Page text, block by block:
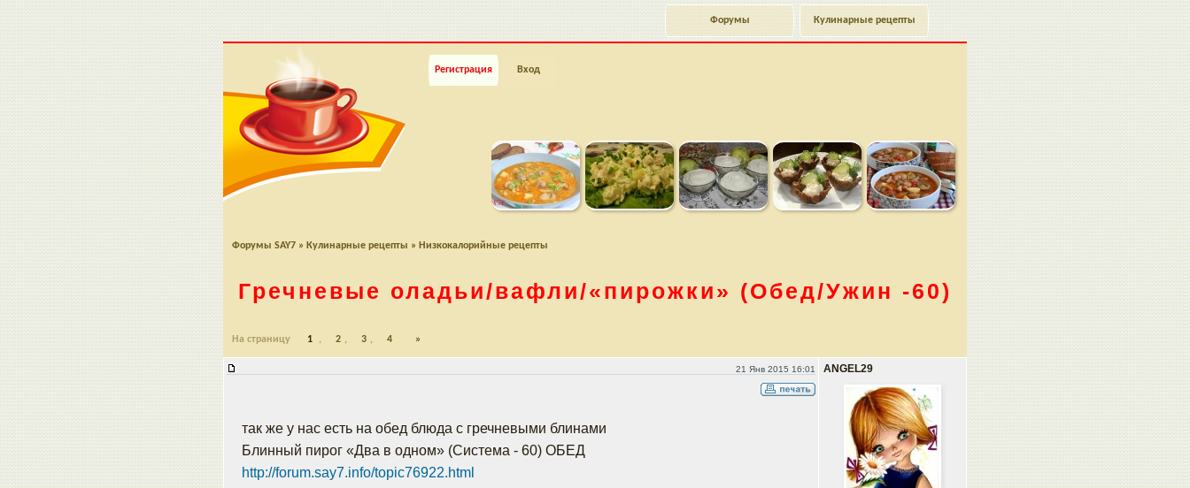
Кулинарные рецепты
Форумы
Регистрация Вход
Форумы SAY7 » Кулинарные рецепты » Низкокалорийные рецепты
Гречневые оладьи/вафли/«пирожки» (Обед/Ужин -60)
На страницу 1 , 2 , 3 , 4 »
21 Янв 2015 16:01 ANGEL29
так же у нас есть на обед блюда с гречневыми блинами
Блинный пирог «Два в одном» (Система - 60) ОБЕД
http://forum.say7.info/topic76922.html